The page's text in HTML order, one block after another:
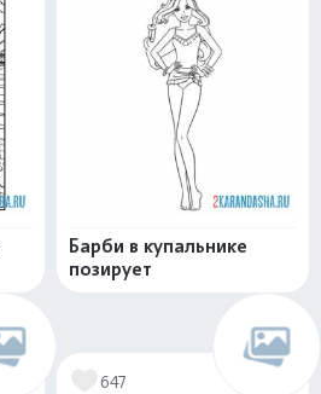
Барби в купальнике
позирует
647